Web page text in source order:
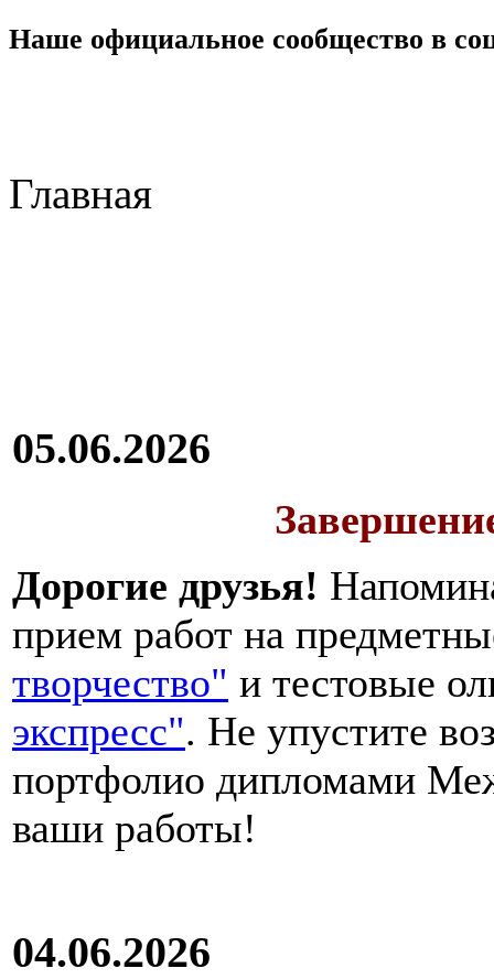
Наше официальное сообщество в
Главная
05.06.2026
Дорогие друзья!
прием работ на
творчество" и тестовые
экспресс". Не упустите
портфолио дипломами
ваши работы!
04.06.2026